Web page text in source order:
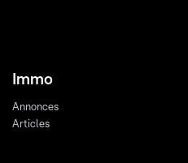
Immo
Annonces
Articles